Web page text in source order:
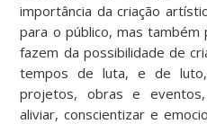
importância da criação
para o público, mas também
fazem da possibilidade de
tempos de luta, e de
projetos, obras e
aliviar, conscientizar e